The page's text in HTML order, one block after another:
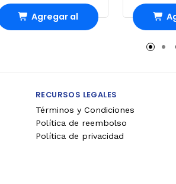
Agregar al
RECURSOS LEGALES
Términos y Condiciones
Política de reembolso
Política de privacidad